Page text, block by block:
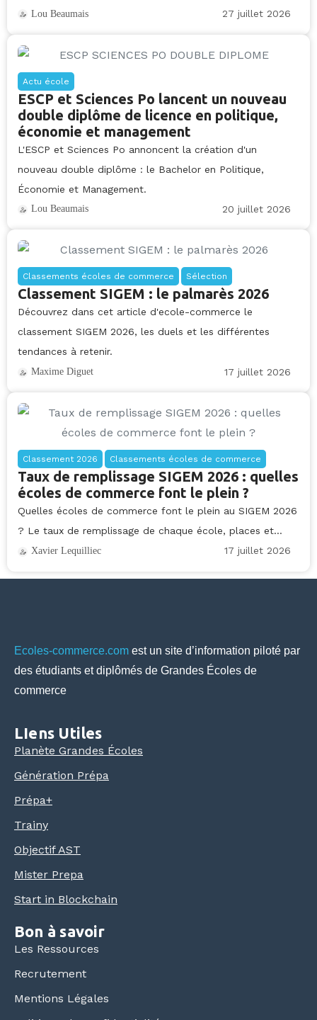
Lou Beaumais 27 juillet 2026
Actu école
ESCP et Sciences Po lancent un nouveau
double diplôme de licence en politique,
économie et management
L'ESCP et Sciences Po annoncent la création d'un
nouveau double diplôme : le Bachelor en Politique,
Économie et Management.
Lou Beaumais 20 juillet 2026
Classements écoles de commerce Sélection
Classement SIGEM : le palmarès 2026
Découvrez dans cet article d'ecole-commerce le
classement SIGEM 2026, les duels et les différentes
tendances à retenir.
Maxime Diguet 17 juillet 2026
Classement 2026 Classements écoles de commerce
Taux de remplissage SIGEM 2026 : quelles
écoles de commerce font le plein ?
Quelles écoles de commerce font le plein au SIGEM 2026
? Le taux de remplissage de chaque école, places et...
Xavier Lequilliec 17 juillet 2026
Ecoles-commerce.com est un site d’information piloté par
des étudiants et diplômés de Grandes Écoles de
commerce
LIens Utiles
Planète Grandes Écoles
Génération Prépa
Prépa+
Trainy
Objectif AST
Mister Prepa
Start in Blockchain
Bon à savoir
Les Ressources
Recrutement
Mentions Légales